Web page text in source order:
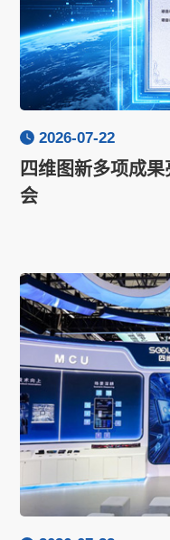
2026-07-22
四维图新多项成
会